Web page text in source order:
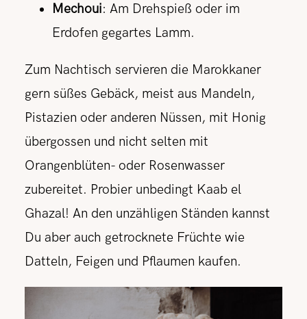
Mechoui: Am Drehspieß oder im
Erdofen gegartes Lamm.
Zum Nachtisch servieren die Marokkaner
gern süßes Gebäck, meist aus Mandeln,
Pistazien oder anderen Nüssen, mit Honig
übergossen und nicht selten mit
Orangenblüten- oder Rosenwasser
zubereitet. Probier unbedingt Kaab el
Ghazal! An den unzähligen Ständen kannst
Du aber auch getrocknete Früchte wie
Datteln, Feigen und Pflaumen kaufen.